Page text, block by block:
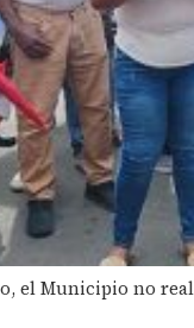
el Municipio no